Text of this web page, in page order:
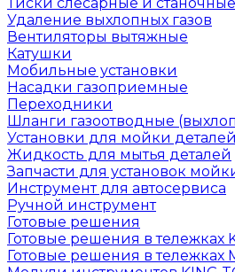
Удаление выхлопных газов
Вентиляторы вытяжные
Катушки
Мобильные установки
Насадки газоприемные
Переходники
Шланги газоотводные
Установки для мойки деталей
Жидкость для мытья деталей
Запчасти для установок
Инструмент для автосервиса
Ручной инструмент
Готовые решения
Готовые решения в тележках
Готовые решения в тележках